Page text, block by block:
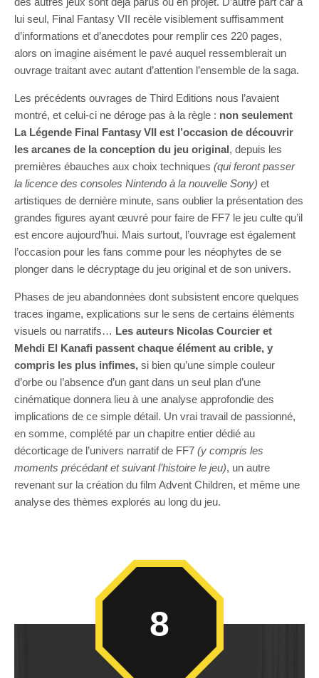
lui seul, Final Fantasy VII recèle visiblement suffisamment
d’informations et d’anecdotes pour remplir ces 220 pages,
alors on imagine aisément le pavé auquel ressemblerait un
ouvrage traitant avec autant d’attention l’ensemble de la saga.
Les précédents ouvrages de Third Editions nous l’avaient
montré, et celui-ci ne déroge pas à la règle : non seulement
La Légende Final Fantasy VII est l’occasion de découvrir
les arcanes de la conception du jeu original, depuis les
premières ébauches aux choix techniques (qui feront passer
la licence des consoles Nintendo à la nouvelle Sony) et
artistiques de dernière minute, sans oublier la présentation des
grandes figures ayant œuvré pour faire de FF7 le jeu culte qu’il
est encore aujourd’hui. Mais surtout, l’ouvrage est également
l’occasion pour les fans comme pour les néophytes de se
plonger dans le décryptage du jeu original et de son univers.
Phases de jeu abandonnées dont subsistent encore quelques
traces ingame, explications sur le sens de certains éléments
visuels ou narratifs… Les auteurs Nicolas Courcier et
Mehdi El Kanafi passent chaque élément au crible, y
compris les plus infimes, si bien qu’une simple couleur
d’orbe ou l’absence d’un gant dans un seul plan d’une
cinématique donnera lieu à une analyse approfondie des
implications de ce simple détail. Un vrai travail de passionné,
en somme, complété par un chapitre entier dédié au
décorticage de l’univers narratif de FF7 (y compris les
moments précédant et suivant l’histoire le jeu), un autre
revenant sur la création du film Advent Children, et même une
analyse des thèmes explorés au long du jeu.
8